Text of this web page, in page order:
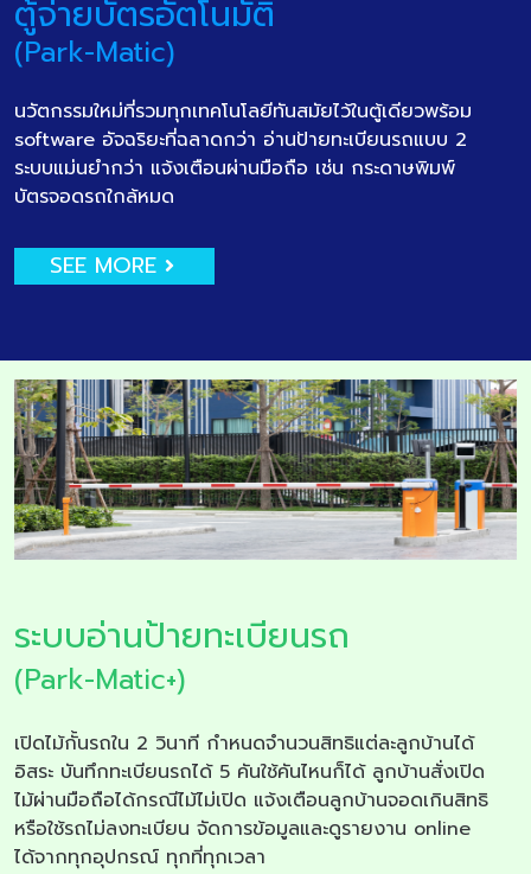
ตู้จ่ายบัตรอัตโนมัติ
(Park-Matic)
นวัตกรรมใหม่ที่รวมทุกเทคโนโลยีทันสมัยไว้ในตู้เดียวพร้อม
software อัจฉริยะที่ฉลาดกว่า อ่านป้ายทะเบียนรถแบบ 2
ระบบแม่นยำกว่า แจ้งเตือนผ่านมือถือ เช่น กระดาษพิมพ์
บัตรจอดรถใกล้หมด
SEE MORE
ระบบอ่านป้ายทะเบียนรถ
(Park-Matic+)
เปิดไม้กั้นรถใน 2 วินาที กำหนดจำนวนสิทธิแต่ละลูกบ้านได้
อิสระ บันทึกทะเบียนรถได้ 5 คันใช้คันไหนก็ได้ ลูกบ้านสั่งเปิด
ไม้ผ่านมือถือได้กรณีไม้ไม่เปิด แจ้งเตือนลูกบ้านจอดเกินสิทธิ
หรือใช้รถไม่ลงทะเบียน จัดการข้อมูลและดูรายงาน online
ได้จากทุกอุปกรณ์ ทุกที่ทุกเวลา